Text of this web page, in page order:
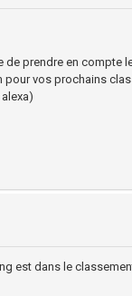
de prendre en compte
vos prochains
est dans le